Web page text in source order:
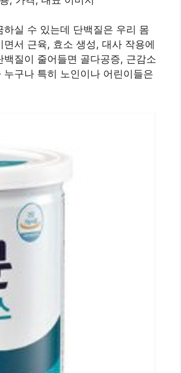
실 수 있는데 단백질은 우리 몸
서 근육, 효소 생성, 대사 작용에
질이 줄어들면 골다공증, 근감소
구나 특히 노인이나 어린이들은